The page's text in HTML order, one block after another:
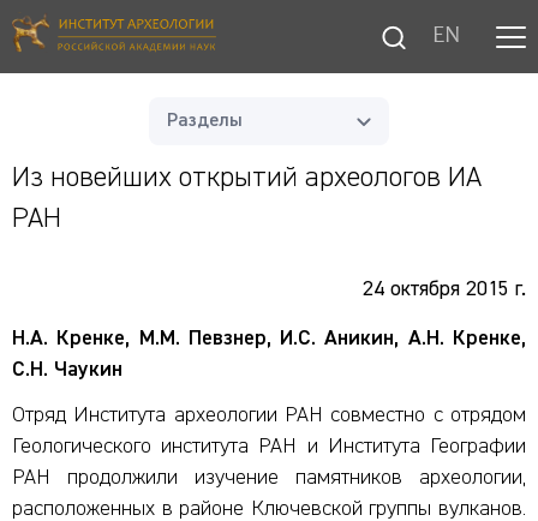
EN
Разделы
Из новейших открытий археологов ИА
РАН
24 октября 2015 г.
Н.А. Кренке, М.М. Певзнер, И.С. Аникин, А.Н. Кренке,
С.Н. Чаукин
Отряд Института археологии РАН совместно с отрядом
Геологического института РАН и Института Географии
РАН продолжили изучение памятников археологии,
расположенных в районе Ключевской группы вулканов.